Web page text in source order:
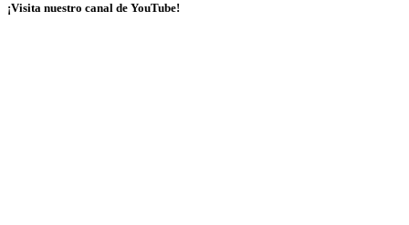
¡Visita nuestro canal de YouTube!